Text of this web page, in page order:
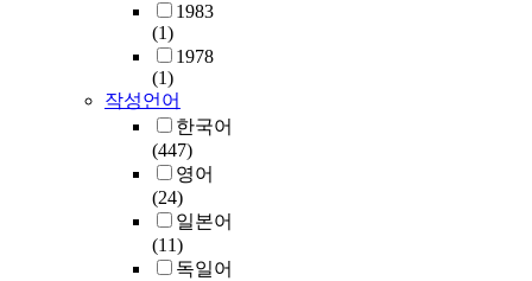
1983
(1)
1978
(1)
작성언어
한국어
(447)
영어
(24)
일본어
(11)
독일어